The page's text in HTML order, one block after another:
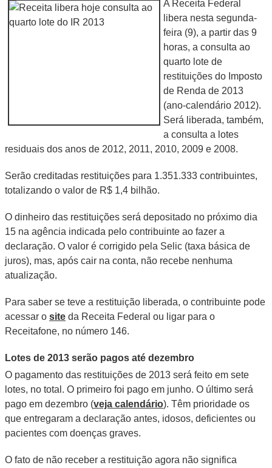
A Receita Federal
libera nesta segunda-
feira (9), a partir das 9
horas, a consulta ao
quarto lote de
restituições do Imposto
de Renda de 2013
(ano-calendário 2012).
Será liberada, também,
a consulta a lotes
residuais dos anos de 2012, 2011, 2010, 2009 e 2008.
Serão creditadas restituições para 1.351.333 contribuintes,
totalizando o valor de R$ 1,4 bilhão.
O dinheiro das restituições será depositado no próximo dia
15 na agência indicada pelo contribuinte ao fazer a
declaração. O valor é corrigido pela Selic (taxa básica de
juros), mas, após cair na conta, não recebe nenhuma
atualização.
Para saber se teve a restituição liberada, o contribuinte pode
acessar o site da Receita Federal ou ligar para o
Receitafone, no número 146.
Lotes de 2013 serão pagos até dezembro
O pagamento das restituições de 2013 será feito em sete
lotes, no total. O primeiro foi pago em junho. O último será
pago em dezembro (veja calendário). Têm prioridade os
que entregaram a declaração antes, idosos, deficientes ou
pacientes com doenças graves.
O fato de não receber a restituição agora não significa